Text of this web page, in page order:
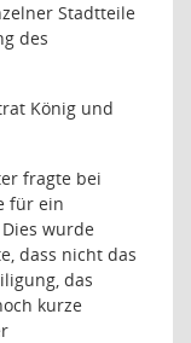
Stadtteile
des
König und
fragte bei
für ein
wurde
dass nicht das
das
kurze